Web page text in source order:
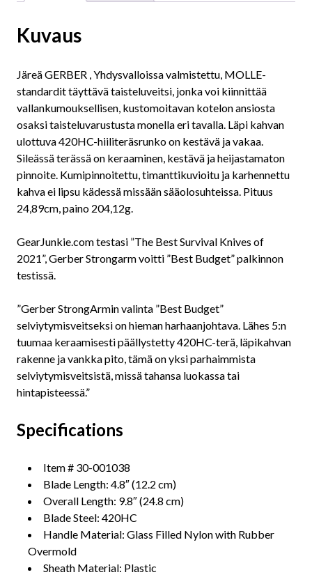
Kuvaus
Järeä GERBER , Yhdysvalloissa valmistettu, MOLLE-
standardit täyttävä taisteluveitsi, jonka voi kiinnittää
vallankumouksellisen, kustomoitavan kotelon ansiosta
osaksi taisteluvarustusta monella eri tavalla. Läpi kahvan
ulottuva 420HC-hiiliteräsrunko on kestävä ja vakaa.
Sileässä terässä on keraaminen, kestävä ja heijastamaton
pinnoite. Kumipinnoitettu, timanttikuvioitu ja karhennettu
kahva ei lipsu kädessä missään sääolosuhteissa. Pituus
24,89cm, paino 204,12g.
GearJunkie.com testasi ”The Best Survival Knives of
2021”, Gerber Strongarm voitti ”Best Budget” palkinnon
testissä.
”Gerber StrongArmin valinta ”Best Budget”
selviytymisveitseksi on hieman harhaanjohtava. Lähes 5:n
tuumaa keraamisesti päällystetty 420HC-terä, läpikahvan
rakenne ja vankka pito, tämä on yksi parhaimmista
selviytymisveitsistä, missä tahansa luokassa tai
hintapisteessä.”
Specifications
Item # 30-001038
Blade Length: 4.8″ (12.2 cm)
Overall Length: 9.8″ (24.8 cm)
Blade Steel: 420HC
Handle Material: Glass Filled Nylon with Rubber
Overmold
Sheath Material: Plastic